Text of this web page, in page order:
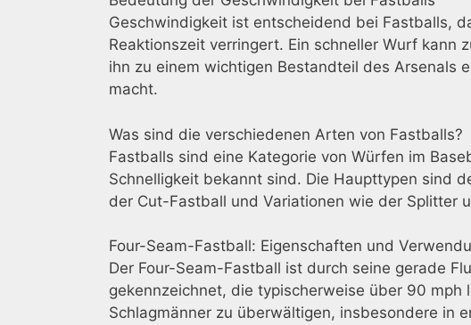
Geschwindigkeit ist entscheidend bei Fastballs,
Reaktionszeit verringert. Ein schneller Wurf kann
ihn zu einem wichtigen Bestandteil des Arsenals
macht.
Was sind die verschiedenen Arten von Fastballs?
Fastballs sind eine Kategorie von Würfen im
Schnelligkeit bekannt sind. Die Haupttypen sind
der Cut-Fastball und Variationen wie der Splitter
Four-Seam-Fastball: Eigenschaften und
Der Four-Seam-Fastball ist durch seine gerade
gekennzeichnet, die typischerweise über 90
Schlagmänner zu überwältigen, insbesondere in